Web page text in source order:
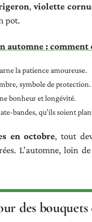
,violette
pot.
automne : comment
la patience amoureuse.
symbole de protection.
bonheur et longévité.
bandes, qu’ils soient
en octobre, tout
L’automne, loin
des